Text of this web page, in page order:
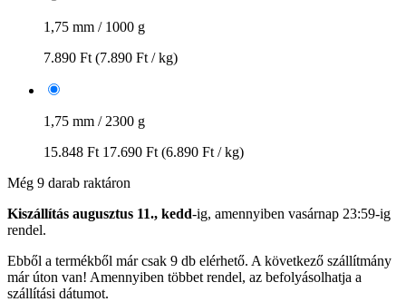
1,75 mm / 1000 g
7.890 Ft (7.890 Ft / kg)
1,75 mm / 2300 g
15.848 Ft 17.690 Ft (6.890 Ft / kg)
Még 9 darab raktáron
Kiszállítás augusztus 11., kedd-ig, amennyiben vasárnap 23:59-ig
rendel.
Ebből a termékből már csak 9 db elérhető. A következő szállítmány
már úton van! Amennyiben többet rendel, az befolyásolhatja a
szállítási dátumot.